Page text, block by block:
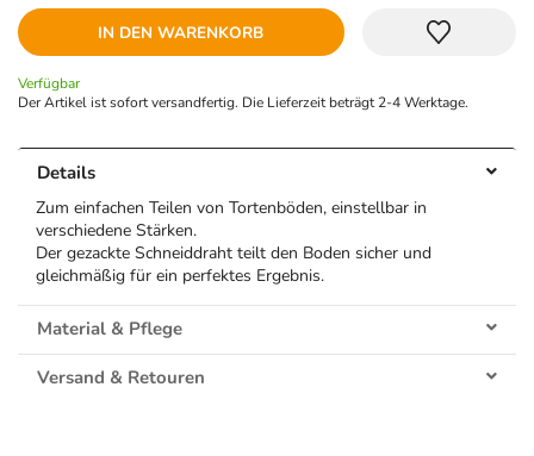
IN DEN WARENKORB
Verfügbar
Der Artikel ist sofort versandfertig. Die Lieferzeit beträgt 2-4 Werktage.
Details
Zum einfachen Teilen von Tortenböden, einstellbar in
verschiedene Stärken.
Der gezackte Schneiddraht teilt den Boden sicher und
gleichmäßig für ein perfektes Ergebnis.
Material & Pflege
Versand & Retouren